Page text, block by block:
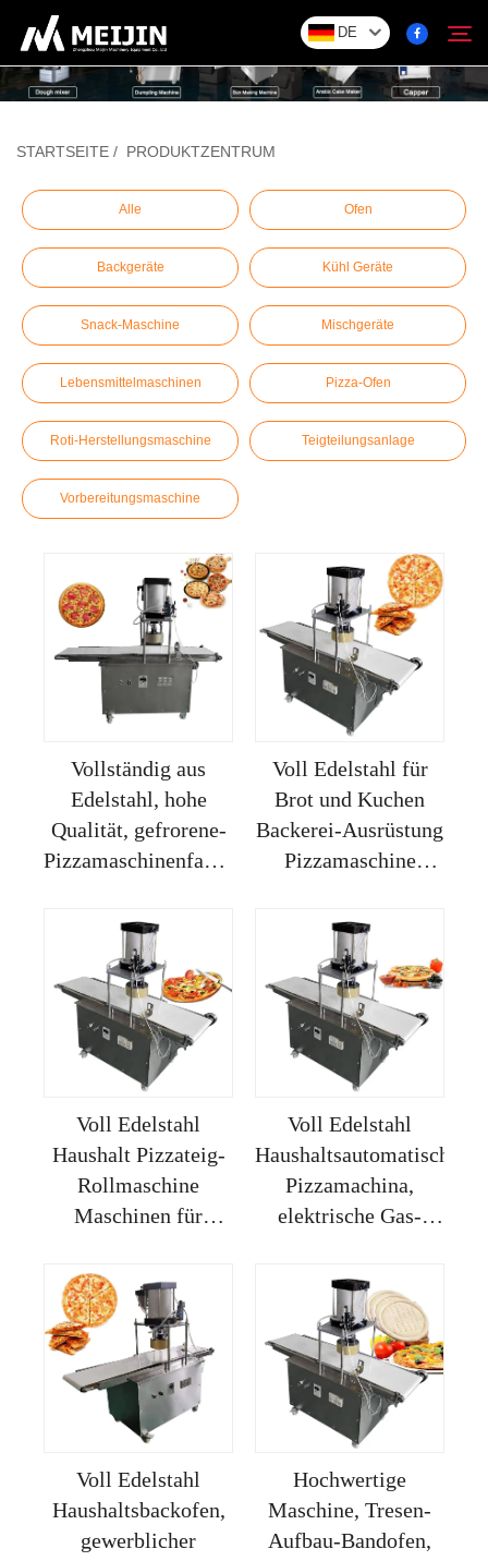
DE
Unternehmen
LÖSUNG
Produktzentrum
Service
Kontakt
STARTSEITE / PRODUKTZENTRUM
Alle Ofen
Backgeräte Kühl Geräte
Snack-Maschine Mischgeräte
Lebensmittelmaschinen Pizza-Ofen
Roti-Herstellungsmaschine Teigteilungsanlage
Vorbereitungsmaschine
Vollständig aus
Edelstahl, hohe
Qualität, gefrorene-
Pizzamaschinenfabrikation,
Snackmaschinen,
Pizza
Voll Edelstahl für
Brot und Kuchen
Backerei-Ausrüstung
Pizzamaschine
Maschine
Voll Edelstahl
Haushalt Pizzateig-
Rollmaschine
Maschinen für
Kegelmachine 2024
Voll Edelstahl
Haushaltsautomatische
Pizzamachina,
elektrische Gas-
Küchen zu Hause
Voll Edelstahl
Haushaltsbackofen,
gewerblicher
Hochwertige
Maschine, Tresen-
Aufbau-Bandofen,